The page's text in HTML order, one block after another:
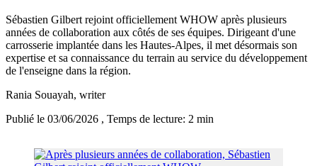
Sébastien Gilbert rejoint officiellement WHOW après plusieurs
années de collaboration aux côtés de ses équipes. Dirigeant d'une
carrosserie implantée dans les Hautes-Alpes, il met désormais son
expertise et sa connaissance du terrain au service du développement
de l'enseigne dans la région.
Rania Souayah, writer
Publié le 03/06/2026 , Temps de lecture: 2 min